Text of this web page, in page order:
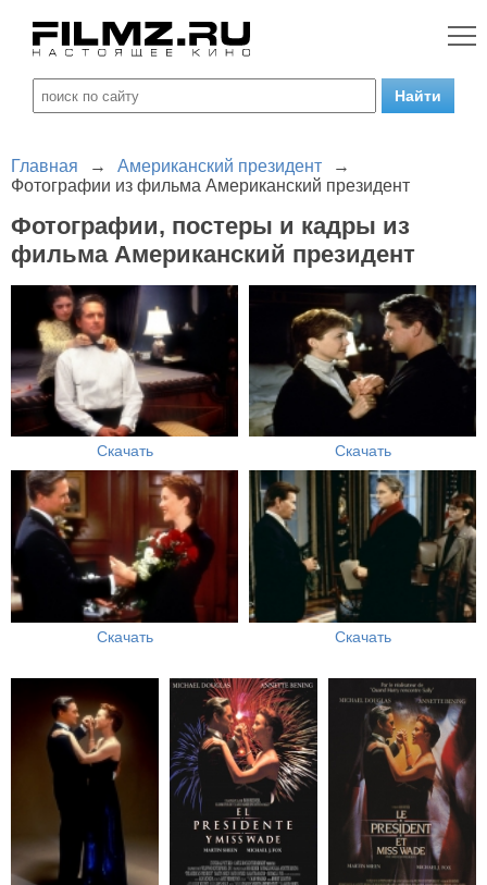
Главная → Американский президент
→
Фотографии из фильма Американский президент
Фотографии, постеры и кадры из
фильма Американский президент
Скачать Скачать
Скачать Скачать